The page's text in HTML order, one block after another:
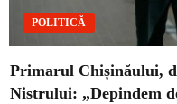
POLITICĂ
Primarul Chișinăului,
Nistrului: „Depindem